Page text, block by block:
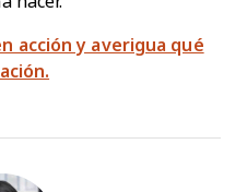
acción y averigua qué